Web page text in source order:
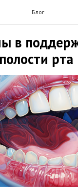
Блог
в
рта